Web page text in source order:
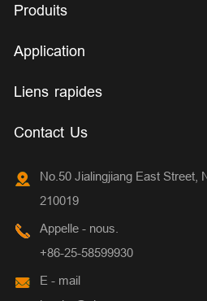
Produits
Application
Liens rapides
Contact Us
No.50 Jialingjiang East Street,
210019
Appelle - nous.
+86-25-58599930
E - mail